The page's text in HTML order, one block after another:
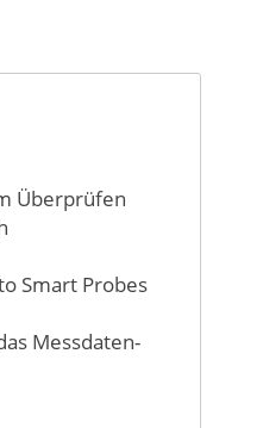
Überprüfen
Smart Probes
Messdaten-